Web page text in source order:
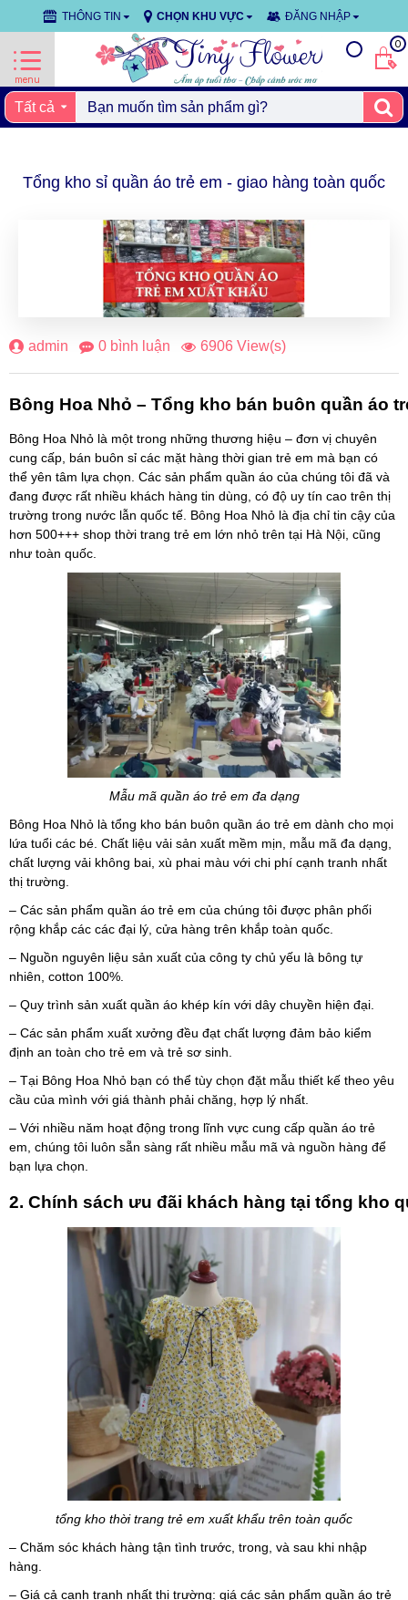
THÔNG TIN CHỌN KHU VỰC ĐĂNG NHẬP
0
Tất cả
Tổng kho sỉ quần áo trẻ em - giao hàng toàn quốc
admin 0 bình luận 6906 View(s)
Bông Hoa Nhỏ – Tổng kho bán buôn quần áo
Bông Hoa Nhỏ là một trong những thương hiệu – đơn vị chuyên
cung cấp, bán buôn sỉ các mặt hàng thời gian trẻ em mà bạn có
thể yên tâm lựa chọn. Các sản phẩm quần áo của chúng tôi đã và
đang được rất nhiều khách hàng tin dùng, có độ uy tín cao trên thị
trường trong nước lẫn quốc tế. Bông Hoa Nhỏ là địa chỉ tin cậy của
hơn 500+++ shop thời trang trẻ em lớn nhỏ trên tại Hà Nội, cũng
như toàn quốc.
Mẫu mã quần áo trẻ em đa dạng
Bông Hoa Nhỏ là tổng kho bán buôn quần áo trẻ em dành cho mọi
lứa tuổi các bé. Chất liệu vải sản xuất mềm mịn, mẫu mã đa dạng,
chất lượng vải không bai, xù phai màu với chi phí cạnh tranh nhất
thị trường.
– Các sản phẩm quần áo trẻ em của chúng tôi được phân phối
rộng khắp các các đại lý, cửa hàng trên khắp toàn quốc.
– Nguồn nguyên liệu sản xuất của công ty chủ yếu là bông tự
nhiên, cotton 100%.
– Quy trình sản xuất quần áo khép kín với dây chuyền hiện đại.
– Các sản phẩm xuất xưởng đều đạt chất lượng đảm bảo kiểm
định an toàn cho trẻ em và trẻ sơ sinh.
– Tại Bông Hoa Nhỏ bạn có thể tùy chọn đặt mẫu thiết kế theo yêu
cầu của mình với giá thành phải chăng, hợp lý nhất.
– Với nhiều năm hoạt động trong lĩnh vực cung cấp quần áo trẻ
em, chúng tôi luôn sẵn sàng rất nhiều mẫu mã và nguồn hàng để
bạn lựa chọn.
2. Chính sách ưu đãi khách hàng tại tổng kho
tổng kho thời trang trẻ em xuất khẩu trên toàn quốc
– Chăm sóc khách hàng tận tình trước, trong, và sau khi nhập
hàng.
– Giá cả cạnh tranh nhất thị trường: giá các sản phẩm quần áo trẻ